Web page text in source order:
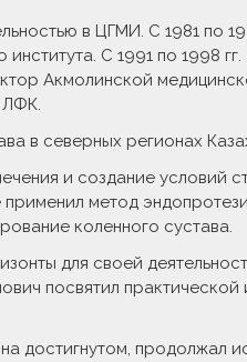
в ЦГМИ. С 1981 по
С 1991 по 1998
Акмолинской
ЛФК.
в северных регионах
и создание
метод
коленного сустава.
для своей
посвятил практической
достигнутом, продолжал